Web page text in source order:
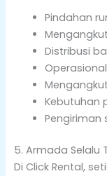
Pindahan
Distribusi
Kebutuhan
Pengiriman
5. Armada Selalu
Di Click Rental,